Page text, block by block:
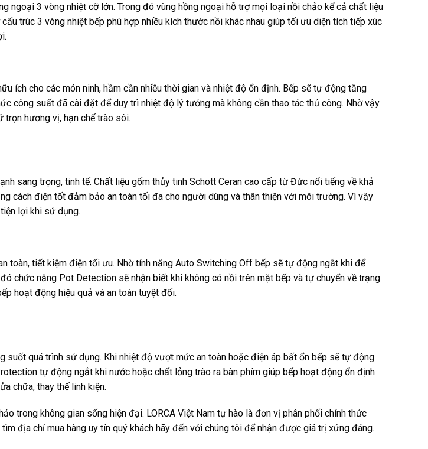
ngoại 3 vòng nhiệt cỡ lớn. Trong đó vùng hồng ngoại hỗ trợ mọi loại nồi chảo kể cả chất liệu
trúc 3 vòng nhiệt bếp phù hợp nhiều kích thước nồi khác nhau giúp tối ưu diện tích tiếp xúc
ích cho các món ninh, hầm cần nhiều thời gian và nhiệt độ ổn định. Bếp sẽ tự động tăng
công suất đã cài đặt để duy trì nhiệt độ lý tưởng mà không cần thao tác thủ công. Nhờ vậy
hương vị, hạn chế trào sôi.
sang trọng, tinh tế. Chất liệu gốm thủy tinh Schott Ceran cao cấp từ Đức nổi tiếng về khả
cách điện tốt đảm bảo an toàn tối đa cho người dùng và thân thiện với môi trường. Vì vậy
lợi khi sử dụng.
toàn, tiết kiệm điện tối ưu. Nhờ tính năng Auto Switching Off bếp sẽ tự động ngắt khi để
chức năng Pot Detection sẽ nhận biết khi không có nồi trên mặt bếp và tự chuyển về trạng
hoạt động hiệu quả và an toàn tuyệt đối.
suốt quá trình sử dụng. Khi nhiệt độ vượt mức an toàn hoặc điện áp bất ổn bếp sẽ tự động
tự động ngắt khi nước hoặc chất lỏng trào ra bàn phím giúp bếp hoạt động ổn định
chữa, thay thế linh kiện.
trong không gian sống hiện đại. LORCA Việt Nam tự hào là đơn vị phân phối chính thức
địa chỉ mua hàng uy tín quý khách hãy đến với chúng tôi để nhận được giá trị xứng đáng.